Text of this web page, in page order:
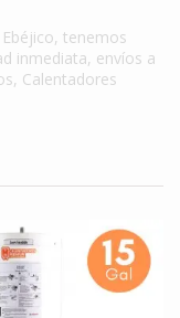
tenemos
inmediata, envíos a
Calentadores